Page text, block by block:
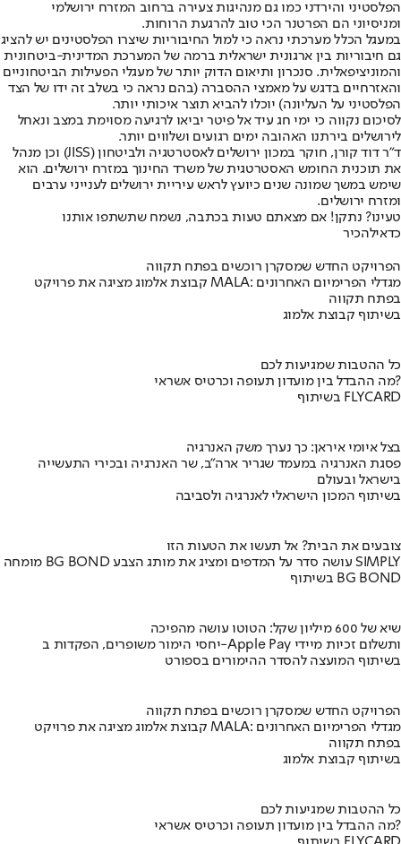
הפלסטיני והירדני כמו גם מנהיגות צעירה ברחוב המזרח ירושלמי
ומניסיוני הם הפרטנר הכי טוב להרגעת הרוחות.
במעגל הכלל מערכתי נראה כי למול החיבוריות שיצרו הפלסטינים יש להציג
גם חיבוריות בין ארגונית ישראלית ברמה של המערכת המדינית-ביטחונית
והמוניציפאלית. סנכרון ותיאום הדוק יותר של מעגלי הפעילות הביטחוניים
והאזרחיים בדגש על מאמצי ההסברה (בהם נראה כי בשלב זה ידו של הצד
הפלסטיני על העליונה) יוכלו להביא תוצר איכותי יותר.
לסיכום נקווה כי ימי חג עיד אל פיטר יביאו לרגיעה מסוימת במצב ונאחל
לירושלים בירתנו האהובה ימים רגועים ושלווים יותר.
ד"ר דוד קורן, חוקר במכון ירושלים לאסטרטגיה ולביטחון (JISS) וכן מנהל
את תוכנית החומש האסטרטגית של משרד החינוך במזרח ירושלים. הוא
שימש במשך שמונה שנים כיועץ לראש עיריית ירושלים לענייני ערבים
ומזרח ירושלים.
טעינו? נתקן! אם מצאתם טעות בכתבה, נשמח שתשתפו אותנו
כדאילהכיר
הפרויקט החדש שמסקרן רוכשים בפתח תקווה
קבוצת אלמוג מציגה את פרויקט MALA: מגדלי הפרימיום האחרונים
בפתח תקווה
בשיתוף קבוצת אלמוג
כל ההטבות שמגיעות לכם
מה ההבדל בין מועדון תעופה וכרטיס אשראי?
בשיתוף FLYCARD
בצל איומי איראן: כך נערך משק האנרגיה
פסגת האנרגיה במעמד שגריר ארה"ב, שר האנרגיה ובכירי התעשייה
בישראל ובעולם
בשיתוף המכון הישראלי לאנרגיה ולסביבה
צובעים את הבית? אל תעשו את הטעות הזו
מומחה BG BOND עושה סדר על המדפים ומציג את מותג הצבע SIMPLY
בשיתוף BG BOND
שיא של 600 מיליון שקל: הטוטו עושה מהפיכה
יחסי הימור משופרים, הפקדות ב-Apple Pay ותשלום זכיות מיידי
בשיתוף המועצה להסדר ההימורים בספורט
הפרויקט החדש שמסקרן רוכשים בפתח תקווה
קבוצת אלמוג מציגה את פרויקט MALA: מגדלי הפרימיום האחרונים
בפתח תקווה
בשיתוף קבוצת אלמוג
כל ההטבות שמגיעות לכם
מה ההבדל בין מועדון תעופה וכרטיס אשראי?